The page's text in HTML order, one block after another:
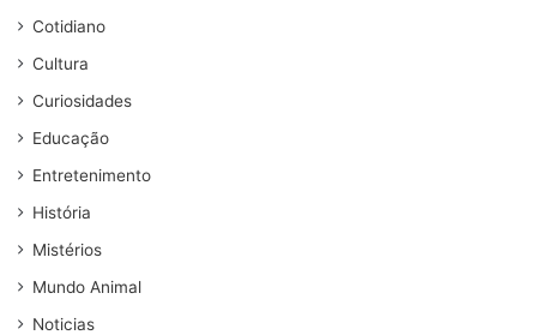
Cotidiano
Cultura
Curiosidades
Educação
Entretenimento
História
Mistérios
Mundo Animal
Noticias